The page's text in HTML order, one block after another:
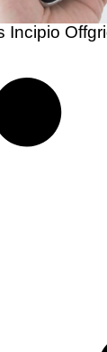
Incipio